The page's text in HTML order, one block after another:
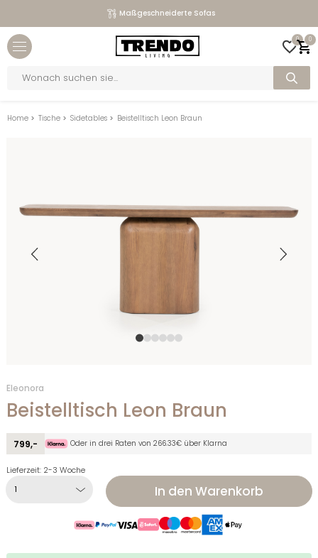
Maßgeschneiderte Sofas
0 0
search
Home > Tische > Sidetables > Beistelltisch Leon Braun
Eleonora
Beistelltisch Leon Braun
799,- Oder in drei Raten von 266.33€ über Klarna
Lieferzeit: 2-3 Woche
In den Warenkorb